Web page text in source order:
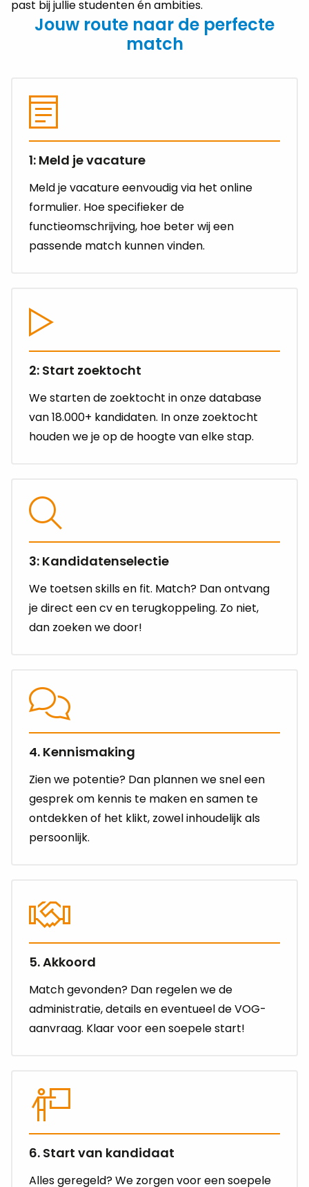
past bij jullie studenten én ambities.
Jouw route naar de perfecte
match
1: Meld je vacature
Meld je vacature eenvoudig via het online
formulier. Hoe specifieker de
functieomschrijving, hoe beter wij een
passende match kunnen vinden.
2: Start zoektocht
We starten de zoektocht in onze database
van 18.000+ kandidaten. In onze zoektocht
houden we je op de hoogte van elke stap.
3: Kandidatenselectie
We toetsen skills en fit. Match? Dan ontvang
je direct een cv en terugkoppeling. Zo niet,
dan zoeken we door!
4. Kennismaking
Zien we potentie? Dan plannen we snel een
gesprek om kennis te maken en samen te
ontdekken of het klikt, zowel inhoudelijk als
persoonlijk.
5. Akkoord
Match gevonden? Dan regelen we de
administratie, details en eventueel de VOG-
aanvraag. Klaar voor een soepele start!
6. Start van kandidaat
Alles geregeld? We zorgen voor een soepele